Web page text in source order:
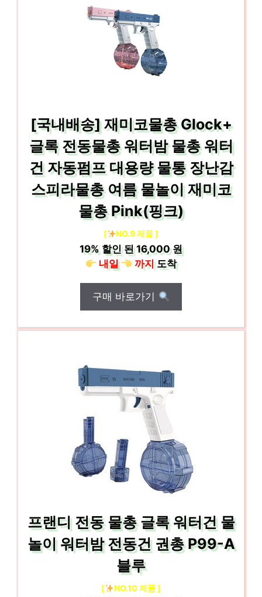
[국내배송] 재미코물총 Glock+
글록 전동물총 워터밤 물총 워터
건 자동펌프 대용량 물통 장난감
스피라물총 여름 물놀이 재미코
물총 Pink(핑크)
[ NO.9 제품 ]
19%할인 된16,000 원
내일
까지도착
구매 바로가기
프랜디 전동 물총 글록 워터건 물
놀이 워터밤 전동건 권총 P99-A
블루
[ NO.10 제품 ]